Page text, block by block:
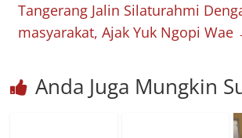
Tangerang Jalin Silaturahmi
masyarakat, Ajak Yuk Ngopi Wae
Anda Juga Mungkin